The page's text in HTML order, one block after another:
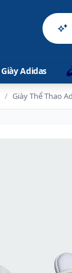
Giày Adidas
/ Giày Thể Thao